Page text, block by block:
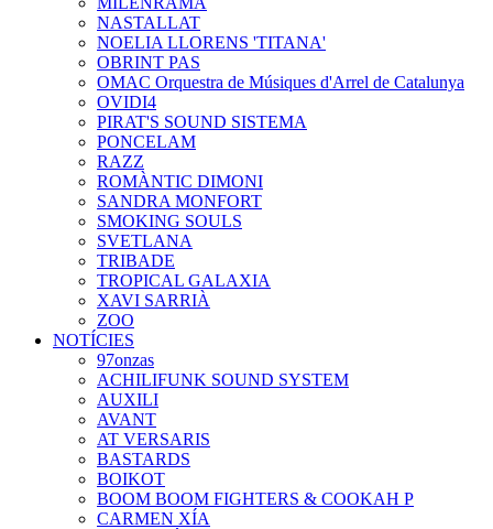
NASTALLAT
NOELIA LLORENS 'TITANA'
OBRINT PAS
OMAC Orquestra de Músiques d'Arrel de Catalunya
OVIDI4
PIRAT'S SOUND SISTEMA
PONCELAM
RAZZ
ROMÀNTIC DIMONI
SANDRA MONFORT
SMOKING SOULS
SVETLANA
TRIBADE
TROPICAL GALAXIA
XAVI SARRIÀ
ZOO
NOTÍCIES
97onzas
ACHILIFUNK SOUND SYSTEM
AUXILI
AVANT
AT VERSARIS
BASTARDS
BOIKOT
BOOM BOOM FIGHTERS & COOKAH P
CARMEN XÍA